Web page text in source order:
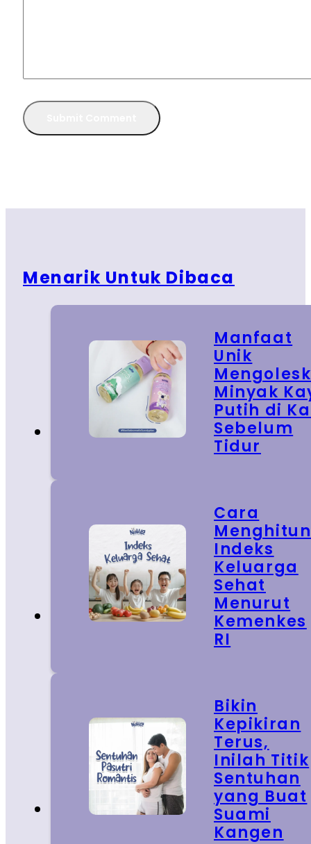
Menarik Untuk Dibaca
Manfaat
Unik
Minyak
Putih di
Sebelum
Tidur
Cara
Indeks
Keluarga
Sehat
Menurut
Kemenkes
RI
Bikin
Kepikiran
Terus,
Inilah Titik
Sentuhan
yang Buat
Suami
Kangen